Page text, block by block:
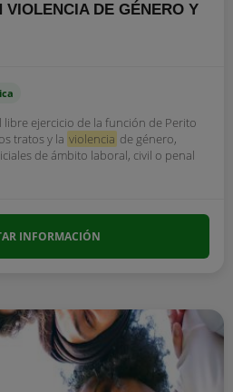
VIOLENCIA DE GÉNERO Y
libre ejercicio de la función de Perito
tratos y la violencia de género,
de ámbito laboral, civil o penal
INFORMACIÓN